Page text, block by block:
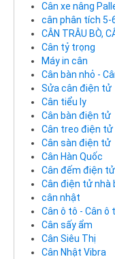
Cân xe nâng
cân phân tích 5-
CÂN TRÂU BÒ,
Cân tỷ trọng
Máy in cân
Cân bàn nhỏ -
Sửa cân điện tử
Cân tiểu ly
Cân bàn điện tử
Cân treo điện tử
Cân sàn điện tử
Cân Hàn Quốc
Cân đếm điện tử
Cân điện tử nhà
cân nhật
Cân ô tô - Cân ô
Cân sấy ẩm
Cân Siêu Thị
Cân Nhật Vibra